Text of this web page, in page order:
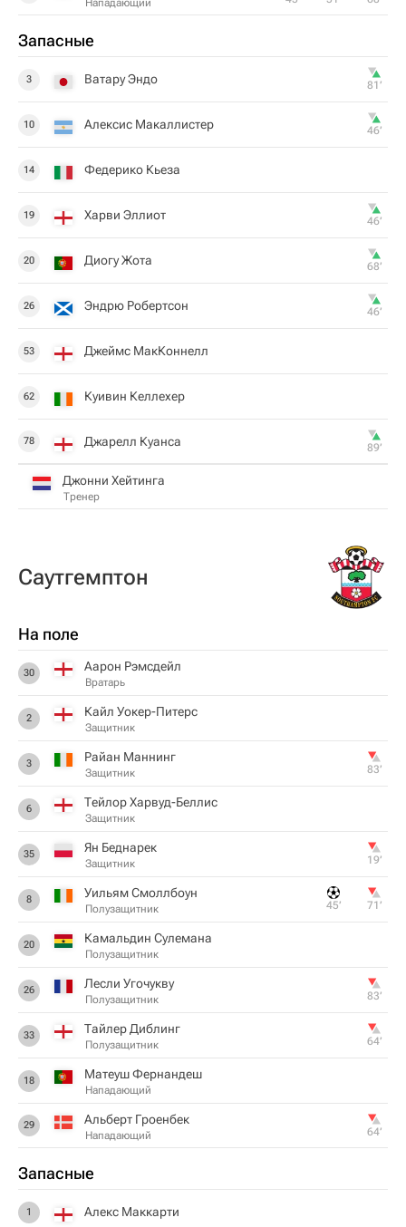
Запасные
3 Ватару Эндо 81‎’‎
10 Алексис Макаллистер 46‎’‎
14 Федерико Кьеза
19 Харви Эллиот 46‎’‎
20 Диогу Жота 68‎’‎
26 Эндрю Робертсон 46‎’‎
53 Джеймс МакКоннелл
62 Куивин Келлехер
78 Джарелл Куанса 89‎’‎
Джонни Хейтинга
Тренер
Саутгемптон
На поле
30 Аарон Рэмсдейл
Вратарь
2 Кайл Уокер-Питерс
Защитник
3 Райан Маннинг
Защитник 83‎’‎
6 Тейлор Харвуд-Беллис
Защитник
35 Ян Беднарек
Защитник 19‎’‎
8 Уильям Смоллбоун
Полузащитник 45‎’‎ 71‎’‎
20 Камальдин Сулемана
Полузащитник
26 Лесли Угочукву
Полузащитник 83‎’‎
33 Тайлер Диблинг
Полузащитник 64‎’‎
18 Матеуш Фернандеш
Нападающий
29 Альберт Гроенбек
Нападающий 64‎’‎
Запасные
1 Алекс Маккарти